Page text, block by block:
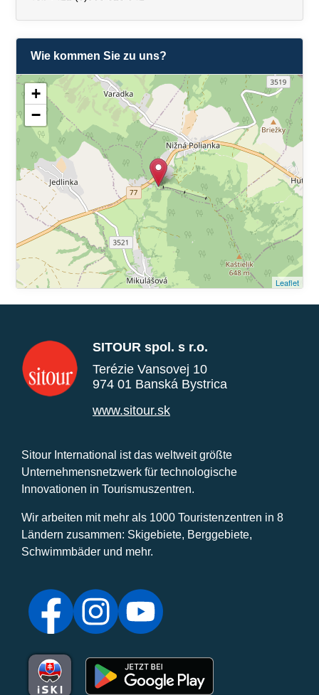
Wie kommen Sie zu uns?
+
−
Leaflet
SITOUR spol. s r.o.
Terézie Vansovej 10
974 01 Banská Bystrica
www.sitour.sk
Sitour International ist das weltweit größte
Unternehmensnetzwerk für technologische
Innovationen in Tourismuszentren.
Wir arbeiten mit mehr als 1000 Touristenzentren in 8
Ländern zusammen: Skigebiete, Berggebiete,
Schwimmbäder und mehr.